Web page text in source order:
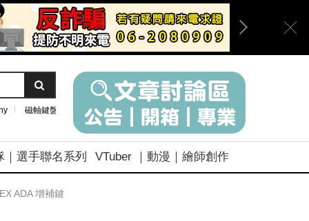
磁軸鍵盤
｜選手聯名系列 VTuber ｜動漫｜繪師創作
ADA 增補鍵